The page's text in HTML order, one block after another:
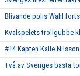
Blivande polis Wahl
Kvalspelets trollgubbe
#14 Kapten Kalle
Två av Sveriges bästa